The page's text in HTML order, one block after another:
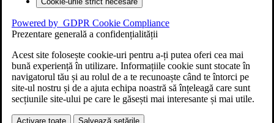
Powered by GDPR Cookie Compliance
Prezentare generală a confidențialității
Acest site folosește cookie-uri pentru a-ți putea oferi cea mai
bună experiență în utilizare. Informațiile cookie sunt stocate în
navigatorul tău și au rolul de a te recunoaște când te întorci pe
site-ul nostru și de a ajuta echipa noastră să înțeleagă care sunt
secțiunile site-ului pe care le găsești mai interesante și mai utile.
Activare toate Salvează setările